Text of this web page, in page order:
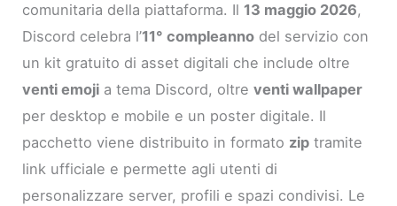
comunitaria della piattaforma. Il 13 maggio 2026,
Discord celebra l’11° compleanno del servizio con
un kit gratuito di asset digitali che include oltre
venti emoji a tema Discord, oltreventi wallpaper
per desktop e mobile e un poster digitale. Il
pacchetto viene distribuito in formato zip tramite
link ufficiale e permette agli utenti di
personalizzare server, profili e spazi condivisi. Le